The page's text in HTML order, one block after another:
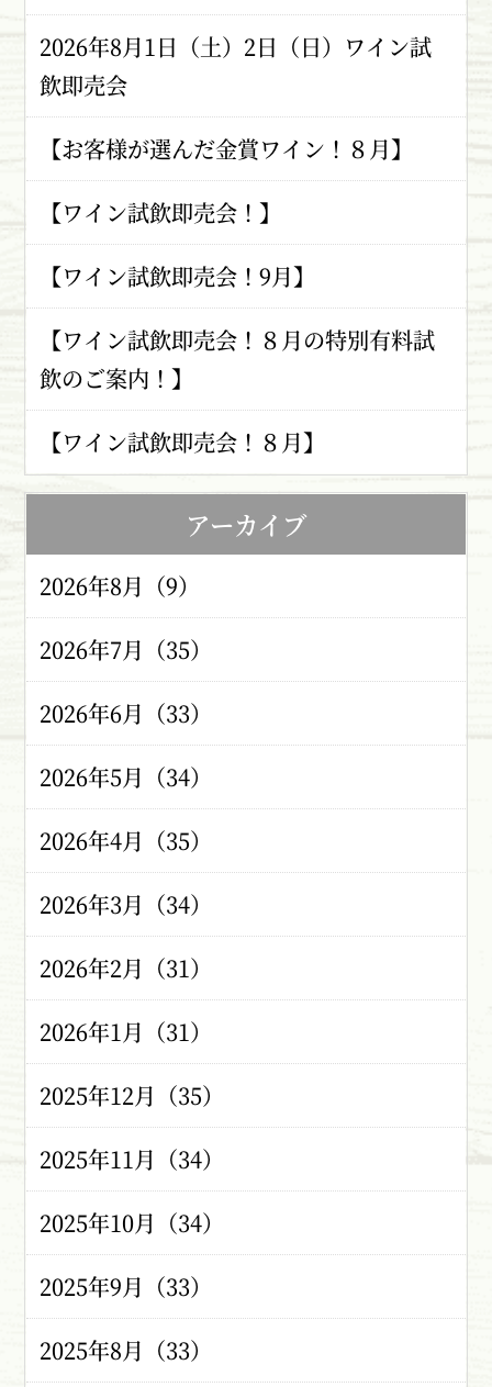
2026年8月1日（土）2日（日）ワイン試
飲即売会
【お客様が選んだ金賞ワイン！８月】
【ワイン試飲即売会！】
【ワイン試飲即売会！9月】
【ワイン試飲即売会！８月の特別有料試
飲のご案内！】
【ワイン試飲即売会！８月】
アーカイブ
2026年8月（9）
2026年7月（35）
2026年6月（33）
2026年5月（34）
2026年4月（35）
2026年3月（34）
2026年2月（31）
2026年1月（31）
2025年12月（35）
2025年11月（34）
2025年10月（34）
2025年9月（33）
2025年8月（33）